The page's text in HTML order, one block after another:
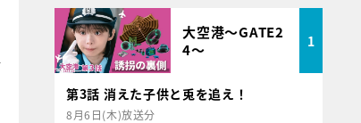
大空港～GATE2
4～
1
第3話 消えた子供と兎を追え！
8月6日(木)放送分